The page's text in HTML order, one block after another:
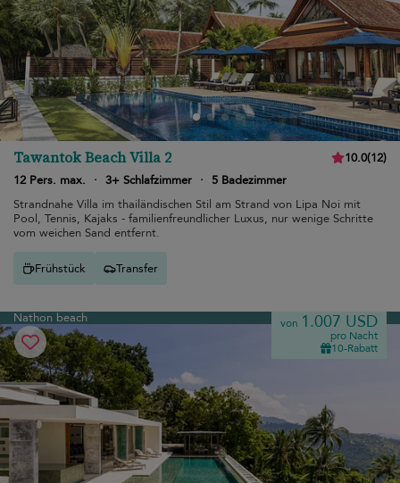
Tawantok Beach Villa 2 10.0(12)
12 Pers. max.
· 3+ Schlafzimmer ·
5 Badezimmer
Strandnahe Villa im thailändischen Stil am Strand von Lipa Noi mit
Pool, Tennis, Kajaks - familienfreundlicher Luxus, nur wenige Schritte
vom weichen Sand entfernt.
Frühstück Transfer
Nathon beach von 1.007 USD
pro Nacht
10-Rabatt